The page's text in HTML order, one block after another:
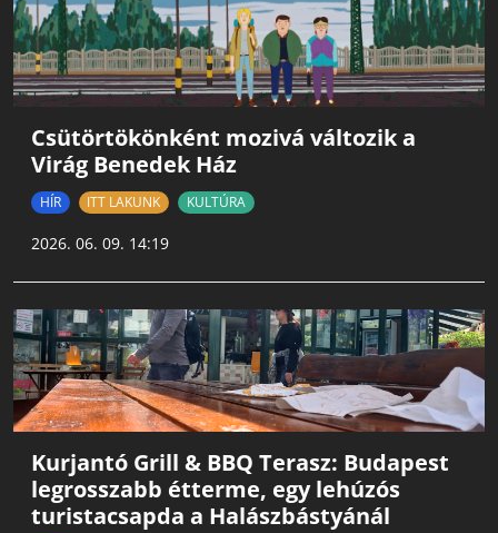
Csütörtökönként mozivá változik a
Virág Benedek Ház
HÍR ITT LAKUNK KULTÚRA
2026. 06. 09. 14:19
Kurjantó Grill & BBQ Terasz: Budapest
legrosszabb étterme, egy lehúzós
turistacsapda a Halászbástyánál